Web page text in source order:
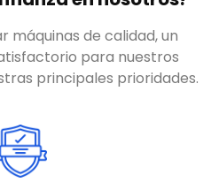
en nosotros?
máquinas de calidad, un
para nuestros
principales prioridades.